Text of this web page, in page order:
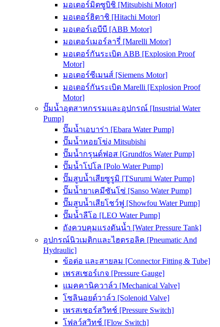
มอเตอร์มิตซูบิชิ [Mitsubishi Motor]
มอเตอร์ฮิตาชิ [Hitachi Motor]
มอเตอร์เอบีบี [ABB Motor]
มอเตอร์เมอร์ลารี่ [Marelli Motor]
มอเตอร์กันระเบิด ABB [Explosion Proof
Motor]
มอเตอร์ซีเมนส์ [Siemens Motor]
มอเตอร์กันระเบิด Marelli [Explosion Proof
Motor]
ปั๊มน้ำอุตสาหกรรมและอุปกรณ์ [Insustrial Water
Pump]
ปั๊มน้ำเอบาร่า [Ebara Water Pump]
ปั๊มน้ำหอยโข่ง Mitsubishi
ปั๊มน้ำกรุนด์ฟอส [Grundfos Water Pump]
ปั๊มน้ำโปโล [Polo Water Pump]
ปั๊มสูบน้ำเสียซูรูมิ [TSurumi Water Pump]
ปั๊มน้ำยาเคมีซันโซ่ [Sanso Water Pump]
ปั๊มสูบน้ำเสียโชว์ฟู [Showfou Water Pump]
ปั๊มน้ำลีโอ [LEO Water Pump]
ถังควบคุมแรงดันน้ำ [Water Pressure Tank]
อุปกรณ์นิวเมติกและไฮดรอลิค [Pneumatic And
Hydraulic]
ข้อต่อ และสายลม [Connector Fitting & Tube]
เพรสเชอร์เกจ [Pressure Gauge]
แมคคานิควาล์ว [Mechanical Valve]
โซลินอยด์วาล์ว [Solenoid Valve]
เพรสเชอร์สวิทช์ [Pressure Switch]
โฟลว์สวิทช์ [Flow Switch]